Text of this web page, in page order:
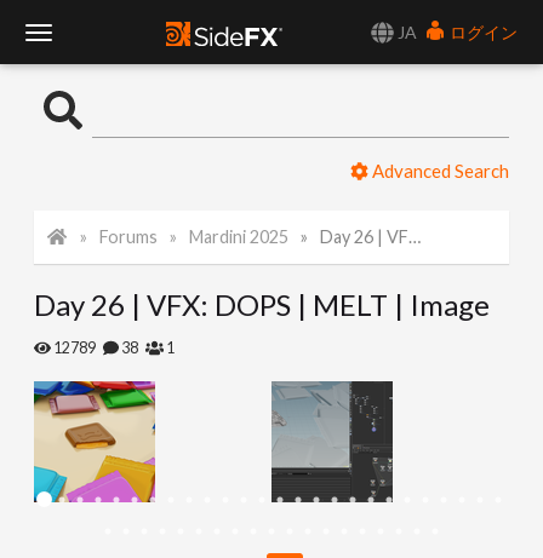
JA
ログイン
o
l
Advanced Search
Forums Mardini 2025 Day 26 | VFX: DOPS | MELT | Image
Day 26 | VFX: DOPS | MELT | Image
12789 38 1